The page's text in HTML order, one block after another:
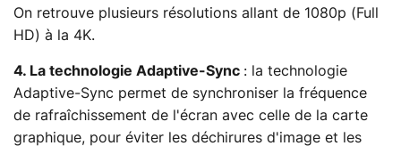
On retrouve plusieurs résolutions allant de 1080p (Full
HD) à la 4K.
4. La technologie Adaptive-Sync : la technologie
Adaptive-Sync permet de synchroniser la fréquence
de rafraîchissement de l'écran avec celle de la carte
graphique, pour éviter les déchirures d'image et les